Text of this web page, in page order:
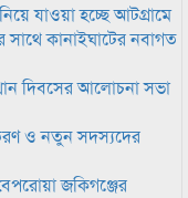
যাওয়া হচ্ছে আটগ্রামে
কানাইঘাটের নবাগত
দিবসের আলোচনা সভা
ও নতুন সদস্যদের
জকিগঞ্জের